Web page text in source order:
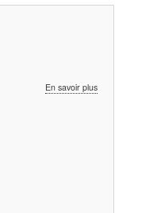
En savoir plussur